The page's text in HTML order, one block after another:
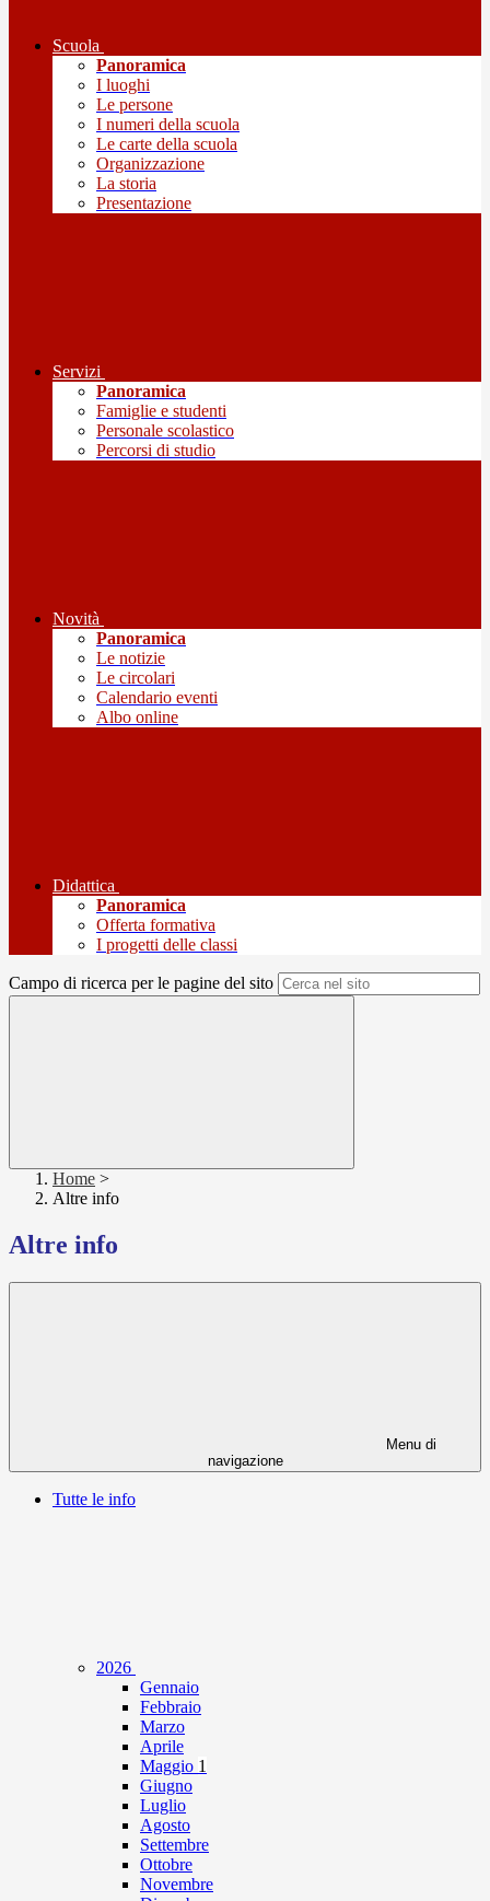
Scuola
Panoramica
I luoghi
Le persone
I numeri della scuola
Le carte della scuola
Organizzazione
La storia
Presentazione
Servizi
Panoramica
Famiglie e studenti
Personale scolastico
Percorsi di studio
Novità
Panoramica
Le notizie
Le circolari
Calendario eventi
Albo online
Didattica
Panoramica
Offerta formativa
I progetti delle classi
Campo di ricerca per le pagine del sito
Home >
Altre info
Altre info
Menu di
navigazione
Tutte le info
2026
Gennaio
Febbraio
Marzo
Aprile
Maggio 1
Giugno
Luglio
Agosto
Settembre
Ottobre
Novembre